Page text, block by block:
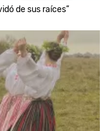
de sus raíces”